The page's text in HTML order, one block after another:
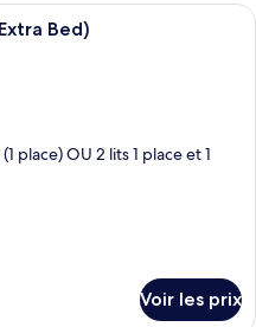
et des lunettes, une fenêtre
Une chambre d’hôtel
Bed)
place) OU 2 lits 1 place et 1
Voir les prix